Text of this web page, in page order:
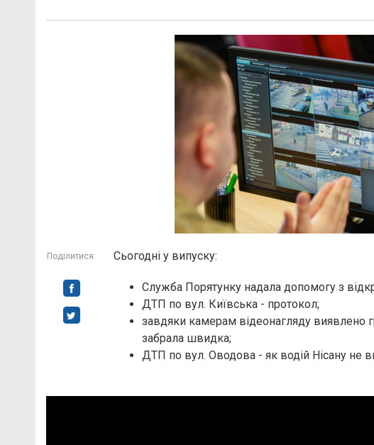
Поділитися: Сьогодні у випуску:
Служба Порятунку надала допомогу з
ДТП по вул. Київська - протокол;
завдяки камерам відеонагляду виявлено
забрала швидка;
ДТП по вул. Оводова - як водій Нісану не